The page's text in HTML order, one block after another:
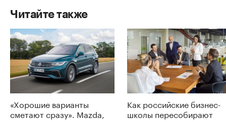
Читайте также
«Хорошие варианты
сметают сразу». Mazda,
Как российские бизнес-
школы пересобирают